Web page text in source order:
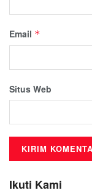
Email *
Situs Web
Ikuti Kami